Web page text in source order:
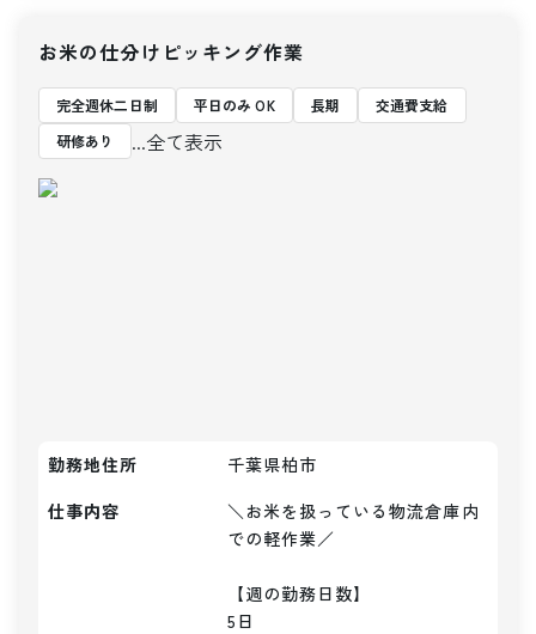
お米の仕分けピッキング作業
完全週休二日制 平日のみ OK 長期
交通費支給
研修あり
...全て表示
勤務地住所
千葉県柏市
仕事内容
＼お米を扱っている物流倉庫内
での軽作業／
【週の勤務日数】
5日